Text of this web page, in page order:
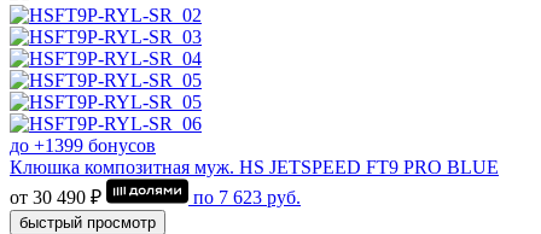
до +1399 бонусов
Клюшка композитная муж. HS JETSPEED FT9 PRO BLUE
от 30 490 ₽
по 7 623 руб.
быстрый просмотр